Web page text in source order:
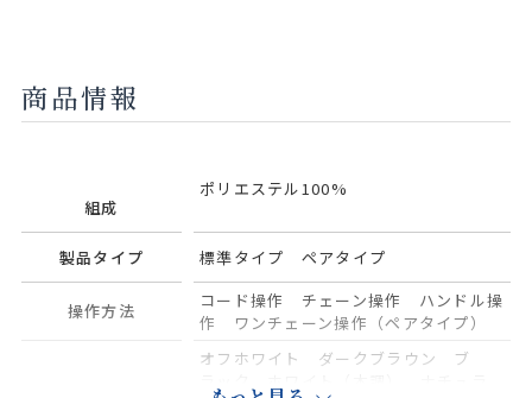
商品情報
組成
ポリエステル100%
製品タイプ 標準タイプ ペアタイプ
操作方法
コード操作 チェーン操作 ハンドル操
作 ワンチェーン操作（ペアタイプ）
オフホワイト ダークブラウン ブ